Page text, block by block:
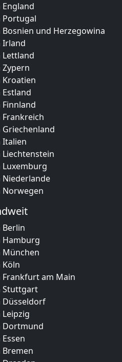
Portugal
und Herzegowina
Irland
Lettland
Kroatien
Italien
Luxemburg
Niederlande
Norwegen
Berlin
Hamburg
München
Köln
Frankfurt am Main
Stuttgart
Düsseldorf
Dortmund